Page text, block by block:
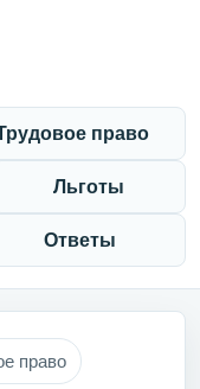
право
Льготы
Ответы
право